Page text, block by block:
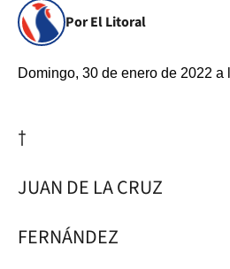
Por El Litoral
Domingo, 30 de enero de 2022 a
†
JUAN DE LA CRUZ
FERNÁNDEZ